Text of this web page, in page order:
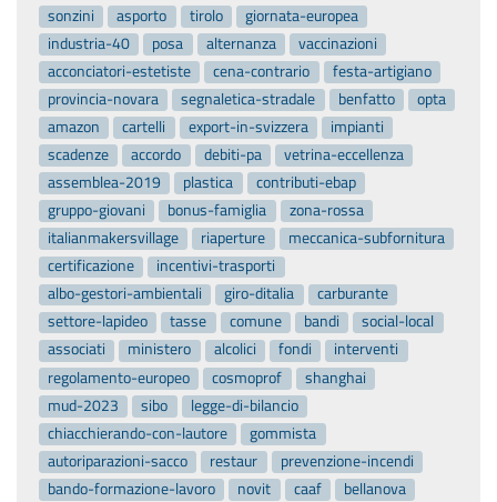
sonzini
asporto tirolo
giornata-europea
industria-40
posa alternanza
vaccinazioni
acconciatori-estetiste
cena-contrario
festa-artigiano
provincia-novara
segnaletica-stradale benfatto
opta
amazon
cartelli export-in-svizzera
impianti
scadenze
accordo debiti-pa
vetrina-eccellenza
assemblea-2019
plastica
contributi-ebap
gruppo-giovani
bonus-famiglia
zona-rossa
italianmakersvillage
riaperture
meccanica-subfornitura
certificazione
incentivi-trasporti
albo-gestori-ambientali
giro-ditalia
carburante
settore-lapideo
tasse comune bandi
social-local
associati
ministero alcolici fondi
interventi
regolamento-europeo
cosmoprof
shanghai
mud-2023
sibo
legge-di-bilancio
chiacchierando-con-lautore
gommista
autoriparazioni-sacco
restaur
prevenzione-incendi
bando-formazione-lavoro
novit caaf
bellanova